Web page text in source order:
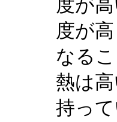
度が
度が
なる
熱は
持っ